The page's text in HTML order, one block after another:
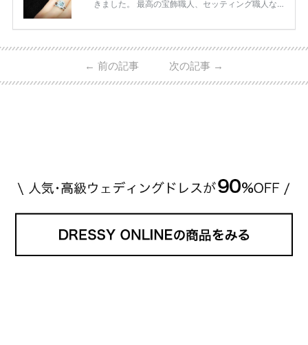
きました。 最高の宝飾職人、セッティング職人な
高品質の宝石を扱っています。 至高のデザインと品
ん・魔裟斗さんの婚約指輪 魔裟斗さんが矢沢さんに
贈られた指輪は1カラットのものです。 ショーメの価
← 前の記事 次の記事 →